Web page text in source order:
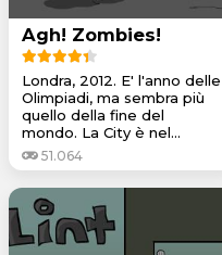
Agh! Zombies!
Londra, 2012. E' l'anno delle
Olimpiadi, ma sembra più
quello della fine del
mondo. La City è nel...
51.064